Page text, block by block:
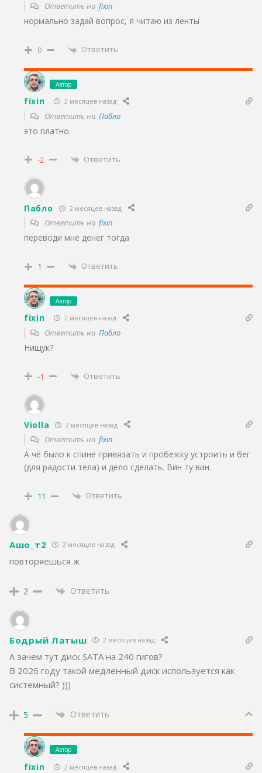
Ответить на fixin
нормально задай вопрос, я читаю из ленты
0 Ответить
Автор
fixin 2 месяцев назад
Ответить на Пабло
это платно.
-2 Ответить
Пабло 2 месяцев назад
Ответить на fixin
переводи мне денег тогда
1 Ответить
Автор
fixin 2 месяцев назад
Ответить на Пабло
Нищук?
-1 Ответить
Violla 2 месяцев назад
Ответить на fixin
А чё было к спине привязать и пробежку устроить и бег
(для радости тела) и дело сделать. Вин ту вин.
11 Ответить
Ашо_т2 2 месяцев назад
повторяешься ж
2 Ответить
Бодрый Латыш 2 месяцев назад
А зачем тут диск SATA на 240 гигов?
В 2026 году такой медленный диск используется как
системный? )))
5 Ответить
Автор
fixin 2 месяцев назад